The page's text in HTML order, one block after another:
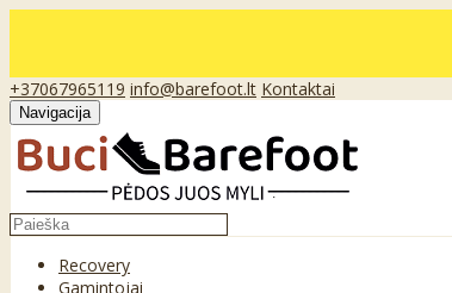
+37067965119 info@barefoot.lt Kontaktai
Navigacija
Recovery
Gamintojai